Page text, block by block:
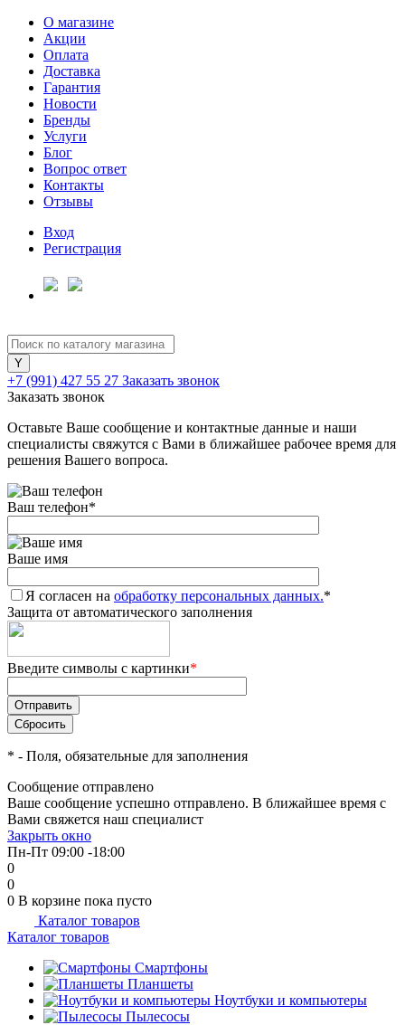
О магазине
Акции
Оплата
Доставка
Гарантия
Новости
Бренды
Услуги
Блог
Вопрос ответ
Контакты
Отзывы
Вход
Регистрация
+7 (991) 427 55 27 Заказать звонок
Заказать звонок
Оставьте Ваше сообщение и контактные данные и наши
специалисты свяжутся с Вами в ближайшее рабочее время для
решения Вашего вопроса.
Ваш телефон*
Ваше имя
Я согласен на обработку персональных данных.*
Защита от автоматического заполнения
Введите символы с картинки*
* - Поля, обязательные для заполнения
Сообщение отправлено
Ваше сообщение успешно отправлено. В ближайшее время с
Вами свяжется наш специалист
Закрыть окно
Пн-Пт 09:00 -18:00
0
0
0 В корзине пока пусто
Каталог товаров
Каталог товаров
Смартфоны
Планшеты
Ноутбуки и компьютеры
Пылесосы
Для клиентов всех банков
Разбейте
оплатуна части
без переплат
График платежей
Сегодня
25%
Добавляйте товары
в корзину
Оплачивайте сегодня только
25% картой любого банка
Получайте товар
выбранный способом
Оставшиеся75% будут
списыватьсяс вашей карты
по
Подробнее
об оплате Плайтом
недели
plait.ru